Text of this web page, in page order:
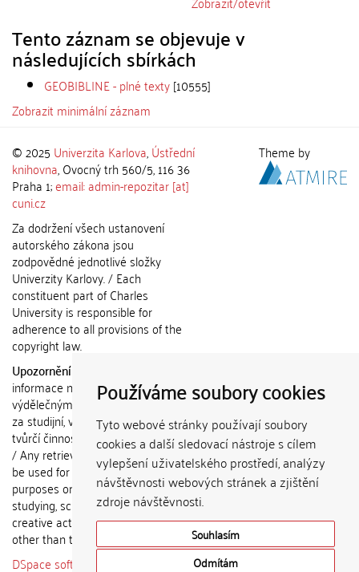
Používáme soubory cookies
Tyto webové stránky používají soubory
cookies a další sledovací nástroje s cílem
vylepšení uživatelského prostředí, analýzy
návštěvnosti webových stránek a zjištění
zdroje návštěvnosti.
Souhlasím
Odmítám
Tento záznam se objevuje v
následujících sbírkách
GEOBIBLINE - plné texty[10555]
Zobrazit minimální záznam
© 2025 Univerzita Karlova,Ústřední
knihovna, Ovocný trh 560/5, 116 36
Praha 1;email: admin-repozitar [at]
cuni.cz
Za dodržení všech ustanovení
autorského zákona jsou
zodpovědné jednotlivé složky
Univerzity Karlovy. / Each
constituent part of Charles
University is responsible for
adherence to all provisions of the
copyright law.
Upozornění / Notice:
informace nemohou být použity k
výdělečným účelům nebo vydávány
za studijní, vědeckou nebo jinou
tvůrčí činnost jiné osoby než autora.
/ Any retrieved information shall not
be used for any commercial
purposes or claimed as results of
studying, scientific or any other
creative activities of any person
other than the author.
DSpace software
copyright © 2002-
Theme by